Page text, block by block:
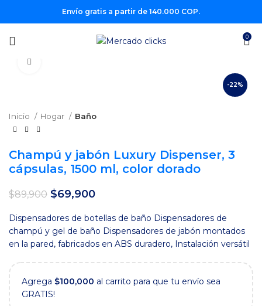
Envío gratis a partir de 140.000 COP.
0
-22%
Inicio Hogar Baño
Champú y jabón Luxury Dispenser, 3
cápsulas, 1500 ml, color dorado
$89,900 El
original
era:
$89,900.
$69,900El
actual
es:
$69,900.
Dispensadores de botellas de baño Dispensadores de
champú y gel de baño Dispensadores de jabón montados
en la pared, fabricados en ABS duradero, Instalación versátil
Agrega $100,000 al carrito para que tu envío sea
GRATIS!